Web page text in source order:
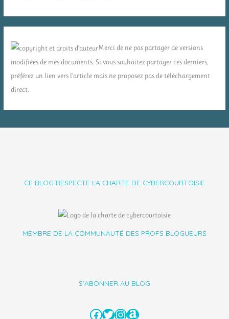
Merci de ne pas partager de versions
modifiées de mes documents. Si vous souhaitez partager ces derniers,
préférez un lien vers l'article mais ne proposez pas de téléchargement
direct.
CE BLOG RESPECTE LA CHARTE DE CYBERCOURTOISIE
MEMBRE DE LA COMMUNAUTÉ DES PROFS BLOGUEURS
S'ABONNER AU BLOG
Facebook
Twitter
Instagram
Amazon